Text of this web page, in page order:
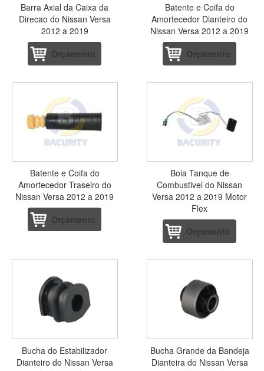
Barra Axial da Caixa da
Direcao do Nissan Versa
2012 a 2019
Orçamento
Batente e Coifa do
Amortecedor Dianteiro do
Nissan Versa 2012 a 2019
Orçamento
Batente e Coifa do
Amortecedor Traseiro do
Nissan Versa 2012 a 2019
Orçamento
Boia Tanque de
Combustivel do Nissan
Versa 2012 a 2019 Motor
Flex
Orçamento
Bucha do Estabilizador
Dianteiro do Nissan Versa
Bucha Grande da Bandeja
Dianteira do Nissan Versa